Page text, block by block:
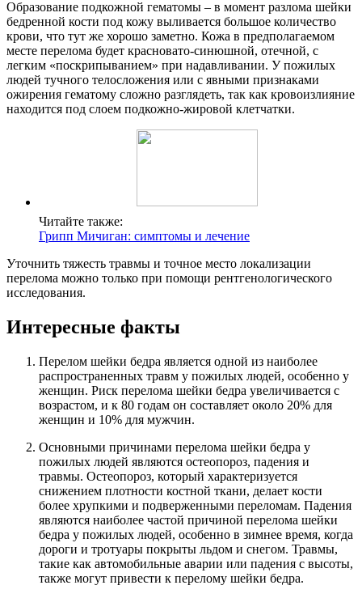
Образование подкожной гематомы – в момент разлома шейки
бедренной кости под кожу выливается большое количество
крови, что тут же хорошо заметно. Кожа в предполагаемом
месте перелома будет красновато-синюшной, отечной, с
легким «поскрипыванием» при надавливании. У пожилых
людей тучного телосложения или с явными признаками
ожирения гематому сложно разглядеть, так как кровоизлияние
находится под слоем подкожно-жировой клетчатки.
Читайте также:
Грипп Мичиган: симптомы и лечение
Уточнить тяжесть травмы и точное место локализации
перелома можно только при помощи рентгенологического
исследования.
Интересные факты
Перелом шейки бедра является одной из наиболее
распространенных травм у пожилых людей, особенно у
женщин. Риск перелома шейки бедра увеличивается с
возрастом, и к 80 годам он составляет около 20% для
женщин и 10% для мужчин.
Основными причинами перелома шейки бедра у
пожилых людей являются остеопороз, падения и
травмы. Остеопороз, который характеризуется
снижением плотности костной ткани, делает кости
более хрупкими и подверженными переломам. Падения
являются наиболее частой причиной перелома шейки
бедра у пожилых людей, особенно в зимнее время, когда
дороги и тротуары покрыты льдом и снегом. Травмы,
такие как автомобильные аварии или падения с высоты,
также могут привести к перелому шейки бедра.